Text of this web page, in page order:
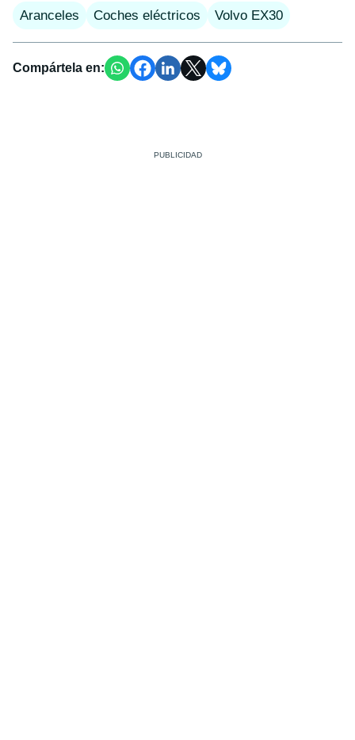
Aranceles Coches eléctricos Volvo EX30
Compártela en: